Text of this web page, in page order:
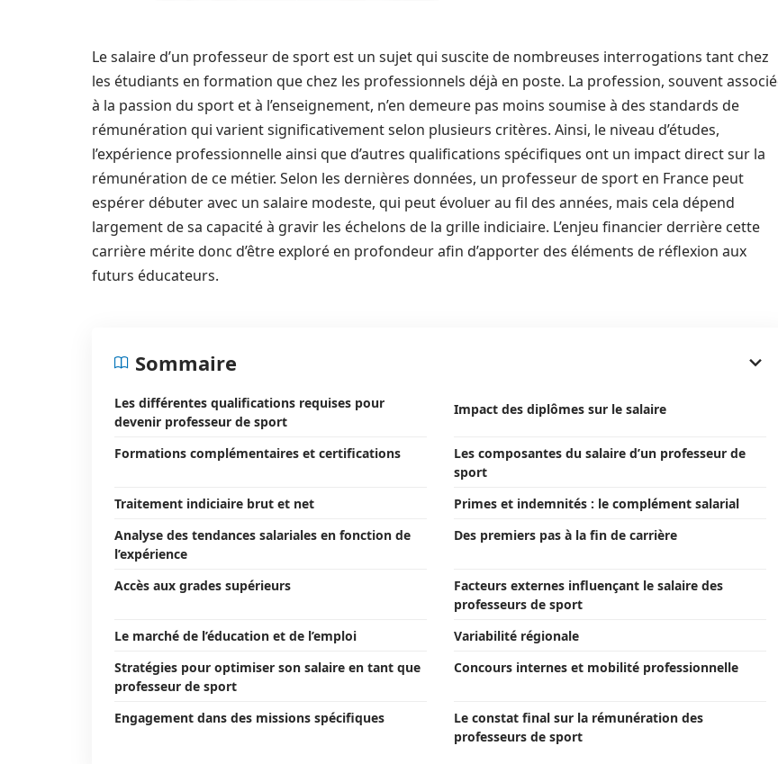
Le salaire d’un professeur de sport est un sujet qui suscite de nombreuses interrogations tant chez
les étudiants en formation que chez les professionnels déjà en poste. La profession, souvent
à la passion du sport et à l’enseignement, n’en demeure pas moins soumise à des standards de
rémunération qui varient significativement selon plusieurs critères. Ainsi, le niveau d’études,
l’expérience professionnelle ainsi que d’autres qualifications spécifiques ont un impact direct sur la
rémunération de ce métier. Selon les dernières données, un professeur de sport en France peut
espérer débuter avec un salaire modeste, qui peut évoluer au fil des années, mais cela dépend
largement de sa capacité à gravir les échelons de la grille indiciaire. L’enjeu financier derrière cette
carrière mérite donc d’être exploré en profondeur afin d’apporter des éléments de réflexion aux
futurs éducateurs.
Sommaire
Les différentes qualifications requises pour
devenir professeur de sport
Impact des diplômes sur le salaire
Formations complémentaires et certifications
Les composantes du salaire d’un professeur de
sport
Traitement indiciaire brut et net
Primes et indemnités : le complément salarial
Analyse des tendances salariales en fonction de
l’expérience
Des premiers pas à la fin de carrière
Accès aux grades supérieurs
Facteurs externes influençant le salaire des
professeurs de sport
Le marché de l’éducation et de l’emploi
Variabilité régionale
Stratégies pour optimiser son salaire en tant que
professeur de sport
Concours internes et mobilité professionnelle
Engagement dans des missions spécifiques
Le constat final sur la rémunération des
professeurs de sport